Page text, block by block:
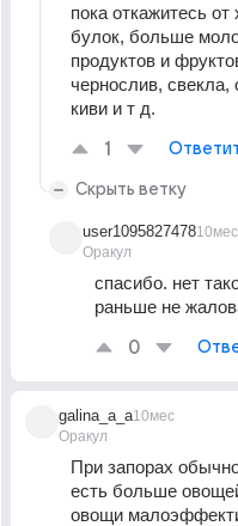
пока откажитесь от
булок, больше
продуктов и
чернослив, свекла,
киви и т д.
1
Скрыть ветку
user1095827478
Оракул
10мес
спасибо. нет
раньше не
0
galina_a_a
Оракул
10мес
При запорах
есть больше
овощи